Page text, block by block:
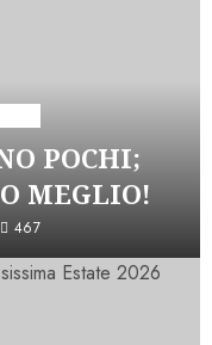
POCHI;
MEGLIO!
467